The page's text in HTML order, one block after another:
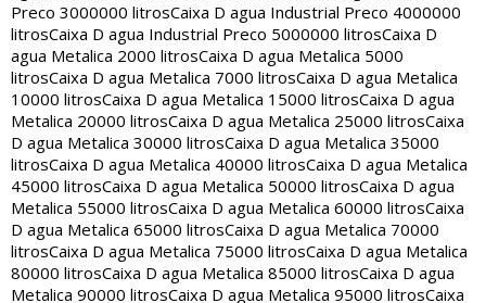
Preco 3000000 litrosCaixa D agua Industrial Preco 4000000
litrosCaixa D agua Industrial Preco 5000000 litrosCaixa D
agua Metalica 2000 litrosCaixa D agua Metalica 5000
litrosCaixa D agua Metalica 7000 litrosCaixa D agua Metalica
10000 litrosCaixa D agua Metalica 15000 litrosCaixa D agua
Metalica 20000 litrosCaixa D agua Metalica 25000 litrosCaixa
D agua Metalica 30000 litrosCaixa D agua Metalica 35000
litrosCaixa D agua Metalica 40000 litrosCaixa D agua Metalica
45000 litrosCaixa D agua Metalica 50000 litrosCaixa D agua
Metalica 55000 litrosCaixa D agua Metalica 60000 litrosCaixa
D agua Metalica 65000 litrosCaixa D agua Metalica 70000
litrosCaixa D agua Metalica 75000 litrosCaixa D agua Metalica
80000 litrosCaixa D agua Metalica 85000 litrosCaixa D agua
Metalica 90000 litrosCaixa D agua Metalica 95000 litrosCaixa